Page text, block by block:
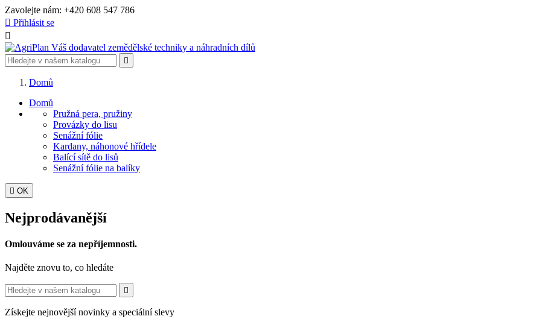
Zavolejte nám: +420 608 547 786
 Přihlásit se


Domů
Domů
Pružná pera, pružiny
Provázky do lisu
Senážní fólie
Kardany, náhonové hřídele
Balící sítě do lisů
Senážní fólie na balíky
 OK
Nejprodávanější
Omlouváme se za nepříjemnosti.
Najděte znovu to, co hledáte

Získejte nejnovější novinky a speciální slevy